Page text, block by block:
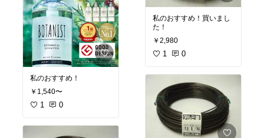
私のおすすめ！
￥1,540〜
1 0
私のおすすめ！買いまし
た！
￥2,980
1 0